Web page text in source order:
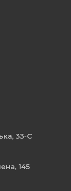
33-С
145